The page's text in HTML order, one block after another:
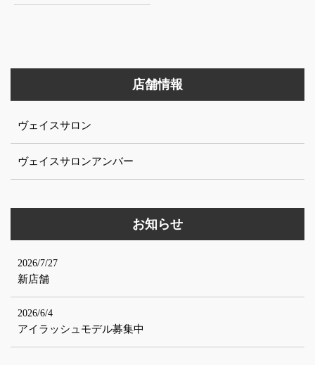
店舗情報
ヴェイスサロン
ヴェイスサロンアンバー
お知らせ
2026/7/27
新店舗
2026/6/4
アイラッシュモデル募集中